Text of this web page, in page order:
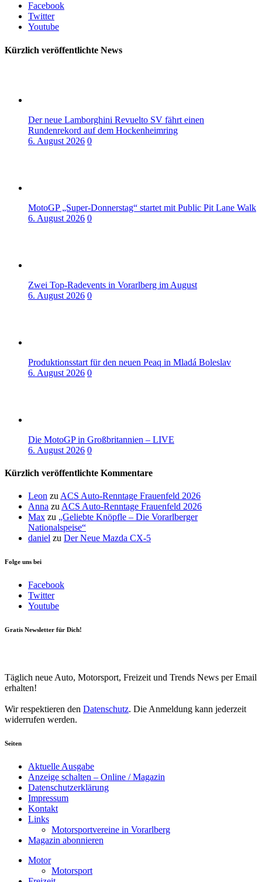
Facebook
Twitter
Youtube
Kürzlich veröffentlichte News
Der neue Lamborghini Revuelto SV fährt einen
Rundenrekord auf dem Hockenheimring
6. August 2026 0
MotoGP „Super-Donnerstag“ startet mit Public Pit Lane Walk
6. August 2026 0
Zwei Top-Radevents in Vorarlberg im August
6. August 2026 0
Produktionsstart für den neuen Peaq in Mladá Boleslav
6. August 2026 0
Die MotoGP in Großbritannien – LIVE
6. August 2026 0
Kürzlich veröffentlichte Kommentare
Leon zuACS Auto-Renntage Frauenfeld 2026
Anna zuACS Auto-Renntage Frauenfeld 2026
Max zu „Geliebte Knöpfle – Die Vorarlberger
Nationalspeise“
daniel zu Der Neue Mazda CX-5
Folge uns bei
Facebook
Twitter
Youtube
Gratis Newsletter für Dich!
Täglich neue Auto, Motorsport, Freizeit und Trends News per Email
erhalten!
Wir respektieren den Datenschutz. Die Anmeldung kann jederzeit
widerrufen werden.
Seiten
Aktuelle Ausgabe
Anzeige schalten – Online / Magazin
Datenschutzerklärung
Impressum
Kontakt
Links
Motorsportvereine in Vorarlberg
Magazin abonnieren
Motor
Motorsport